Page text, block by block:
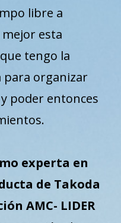
libre a
esta
tengo la
para organizar
poder entonces
experta en
de Takoda
AMC- LIDER